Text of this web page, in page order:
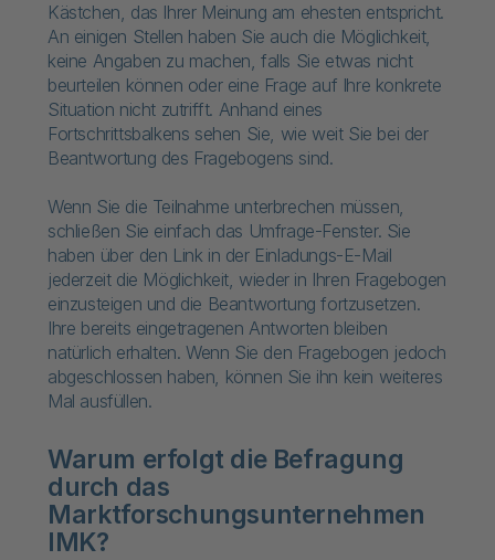
Kästchen, das Ihrer Meinung am ehesten entspricht.
An einigen Stellen haben Sie auch die Möglichkeit,
keine Angaben zu machen, falls Sie etwas nicht
beurteilen können oder eine Frage auf Ihre konkrete
Situation nicht zutrifft. Anhand eines
Fortschrittsbalkens sehen Sie, wie weit Sie bei der
Beantwortung des Fragebogens sind.
Wenn Sie die Teilnahme unterbrechen müssen,
schließen Sie einfach das Umfrage-Fenster. Sie
haben über den Link in der Einladungs-E-Mail
jederzeit die Möglichkeit, wieder in Ihren Fragebogen
einzusteigen und die Beantwortung fortzusetzen.
Ihre bereits eingetragenen Antworten bleiben
natürlich erhalten. Wenn Sie den Fragebogen jedoch
abgeschlossen haben, können Sie ihn kein weiteres
Mal ausfüllen.
Warum erfolgt die Befragung
durch das
Marktforschungsunternehmen
IMK?